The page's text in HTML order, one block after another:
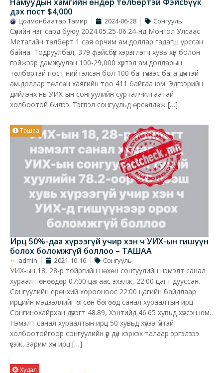
дэх пост $4,000
Цолмонбаатар Тамир 2024-06-28 Сонгууль
Сүүлийн нэг сард буюу 2024.05.25-06.24-нд Монгол Улсаас
Метагийн төлбөрт 1 сая орчим ам.доллар гадагш урссан
байна. Тодруулбал, 379 фэйсбүүк хэрэглэгч хувь хүн болон
пэйжээр дамжуулан 100-29,000 хүртэл ам.долларын
төлбөртэй пост нийтэлсэн бол 100 ба түүнээс бага дүнтэй
ам.доллар төлсөн хаягийн тоо 411 байгаа юм. Эдгээрийн
дийлэнх нь УИХ-ын сонгуулийн сурталчилгаатай
холбоотой билээ. Тэгвэл сонгуульд өрсөлдөж […]
Ташаа
Ирц 50%-даа хүрээгүй учир хэн ч УИХ-ын гишүүн
болох боломжгүй боллоо – ТАШАА
admin 2021-10-16 Сонгууль
УИХ-ын 18, 28-р тойргийн нөхөн сонгуулийн нэмэлт санал
хураалт өнөөдөр 07:00 цагаас эхэлж, 22:00 цагт дууссан.
Сонгуулийн ерөнхий хорооноос 22:00 цагийн байдлаар
ирцийн мэдээллийг өгсөн бөгөөд санал хураалтын ирц
Сонгинохайрхан дүүрэгт 48.89, Хэнтийд 46.65 хувьд хүрсэн юм.
Нэмэлт санал хураалтын ирц 50 хувьд хүрээгүйтэй
холбоотойгоор сонгуулийн үр дүн хэрхэх талаар эргэлзээ
үүсэж, зарим хүн ирц […]
Худал